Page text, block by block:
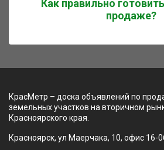
Как правильно
продаже?
КрасМетр – доска объявлений по
земельных участков на вторичном
Красноярского края.
Красноярск, ул Маерчака, 10, офис 16-